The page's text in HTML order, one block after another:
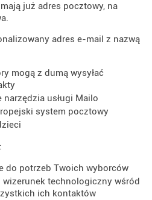
już adres pocztowy, na
adres e-mail z nazwą
mogą z dumą wysyłać
usługi Mailo
system pocztowy
do potrzeb Twoich wyborców
technologiczny wśród
ich kontaktów